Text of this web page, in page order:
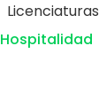
Licenciaturas
Hospitalidad